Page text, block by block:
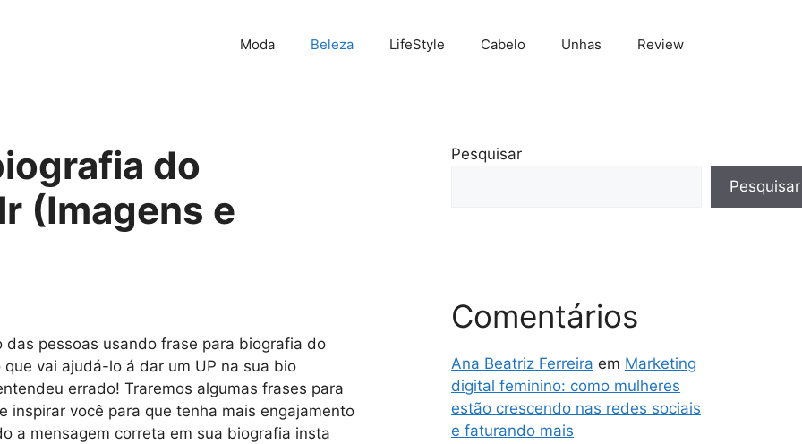
Moda Beleza LifeStyle Cabelo Unhas Review
do
(Imagens e
pessoas usando frase para biografia do
vai ajudá-lo á dar um UP na sua bio
errado! Traremos algumas frases para
inspirar você para que tenha mais engajamento
a mensagem correta em sua biografia insta
Pesquisar
Pesquisar
Comentários
Ana Beatriz Ferreira em Marketing
digital feminino: como mulheres
estão crescendo nas redes sociais
e faturando mais